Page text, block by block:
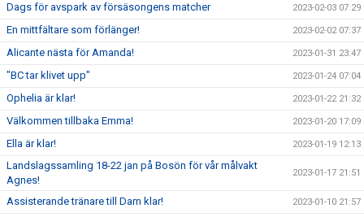
Dags för avspark av försäsongens matcher 2023-02-03 07:29
En mittfältare som förlänger! 2023-02-02 07:37
Alicante nästa för Amanda! 2023-01-31 23:47
"BC tar klivet upp" 2023-01-24 07:04
Ophelia är klar! 2023-01-22 21:32
Välkommen tillbaka Emma! 2023-01-20 17:09
Ella är klar! 2023-01-19 12:13
Landslagssamling 18-22 jan på Bosön för vår målvakt
Agnes!
2023-01-17 21:51
Assisterande tränare till Dam klar! 2023-01-10 21:57